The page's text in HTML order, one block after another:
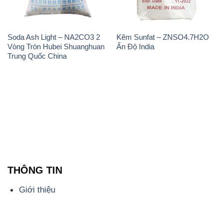
Chính sách và quy định chung
Tin tức